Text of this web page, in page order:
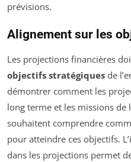
prévisions.
Alignement sur les
Les projections financières
objectifs stratégiques de
démontrer comment les
long terme et les missions de
souhaitent comprendre
pour atteindre ces objectifs.
dans les projections permet